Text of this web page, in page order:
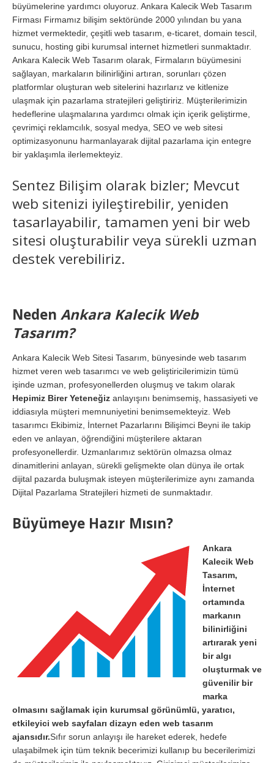
büyümelerine yardımcı oluyoruz. Ankara Kalecik Web Tasarım
Firması Firmamız bilişim sektöründe 2000 yılından bu yana
hizmet vermektedir, çeşitli web tasarım, e-ticaret, domain tescil,
sunucu, hosting gibi kurumsal internet hizmetleri sunmaktadır.
Ankara Kalecik Web Tasarım olarak, Firmaların büyümesini
sağlayan, markaların bilinirliğini artıran, sorunları çözen
platformlar oluşturan web sitelerini hazırlarız ve kitlenize
ulaşmak için pazarlama stratejileri geliştiririz. Müşterilerimizin
hedeflerine ulaşmalarına yardımcı olmak için içerik geliştirme,
çevrimiçi reklamcılık, sosyal medya, SEO ve web sitesi
optimizasyonunu harmanlayarak dijital pazarlama için entegre
bir yaklaşımla ilerlemekteyiz.
Sentez Bilişim olarak bizler; Mevcut
web sitenizi iyileştirebilir, yeniden
tasarlayabilir, tamamen yeni bir web
sitesi oluşturabilir veya sürekli uzman
destek verebiliriz.
Neden Ankara Kalecik Web
Tasarım?
Ankara Kalecik Web Sitesi Tasarım, bünyesinde web tasarım
hizmet veren web tasarımcı ve web geliştiricilerimizin tümü
işinde uzman, profesyonellerden oluşmuş ve takım olarak
Hepimiz Birer Yeteneğiz anlayışını benimsemiş, hassasiyeti ve
iddiasıyla müşteri memnuniyetini benimsemekteyiz. Web
tasarımcı Ekibimiz, İnternet Pazarlarını Bilişimci Beyni ile takip
eden ve anlayan, öğrendiğini müşterilere aktaran
profesyonellerdir. Uzmanlarımız sektörün olmazsa olmaz
dinamitlerini anlayan, sürekli gelişmekte olan dünya ile ortak
dijital pazarda buluşmak isteyen müşterilerimize aynı zamanda
Dijital Pazarlama Stratejileri hizmeti de sunmaktadır.
Büyümeye Hazır Mısın?
Ankara
Kalecik Web
Tasarım,
İnternet
ortamında
markanın
bilinirliğini
artırarak yeni
bir algı
oluşturmak ve
güvenilir bir
marka
olmasını sağlamak için kurumsal görünümlü, yaratıcı,
etkileyici web sayfaları dizayn eden web tasarım
ajansıdır.Sıfır sorun anlayışı ile hareket ederek, hedefe
ulaşabilmek için tüm teknik becerimizi kullanıp bu becerilerimizi